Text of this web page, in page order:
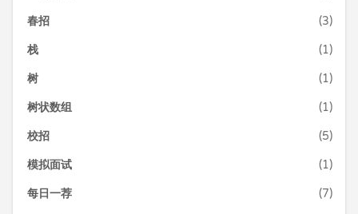
春招 (3)
栈 (1)
树 (1)
树状数组 (1)
校招 (5)
模拟面试 (1)
每日一荐 (7)